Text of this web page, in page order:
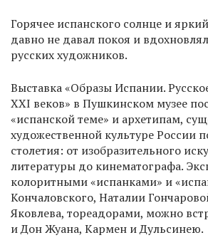
Горячее испанского солнце и
давно не давал покоя и
русских художников.
Выставка «Образы Испании.
XXI веков» в Пушкинском музее
«испанской теме» и архетипам,
художественной культуре России
столетия: от изобразительного
литературы до кинематографа.
колоритными «испанками» и
Кончаловского, Наталии
Яковлева, тореадорами, можно
и Дон Жуана, Кармен и Дульсинею.